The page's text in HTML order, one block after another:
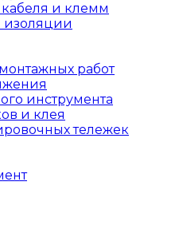
и клемм
изоляции
работ
инструмента
и клея
тележек